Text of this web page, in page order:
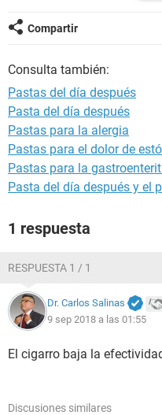
Compartir
Consulta también:
Pastas del día después
Pasta del día después
Pastas para la alergia
Pastas para el dolor de
Pastas para la
Pasta del día después y el
1 respuesta
RESPUESTA 1 / 1
Dr. Carlos Salinas
9 sep 2018 a las 01:55
El cigarro baja la
Discusiones similares